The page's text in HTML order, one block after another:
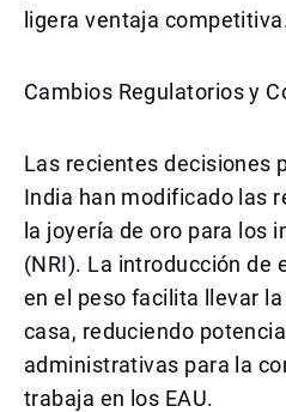
ligera ventaja
Cambios Regulatorios y
Las recientes decisiones
India han modificado las
la joyería de oro para los
(NRI). La introducción de
en el peso facilita llevar
casa, reduciendo
administrativas para la
trabaja en los EAU.